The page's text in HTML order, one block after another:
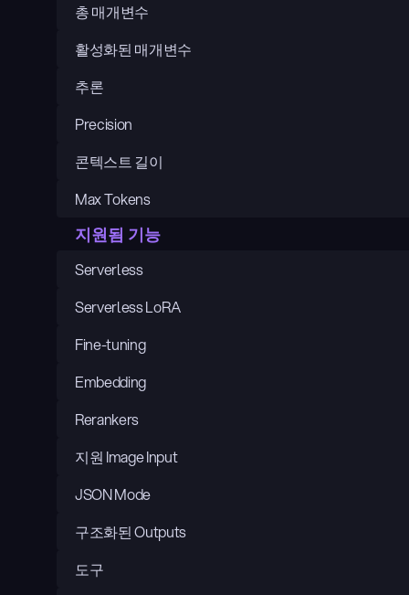
총 매개변수
활성화된 매개변수
추론
Precision
콘텍스트 길이
Max Tokens
지원됨 기능
Serverless
Serverless LoRA
Fine-tuning
Embedding
Rerankers
지원 Image Input
JSON Mode
구조화된 Outputs
도구